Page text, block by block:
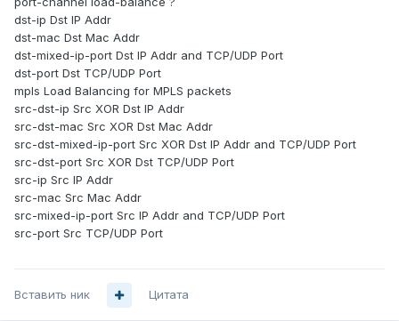
dst-ip Dst IP Addr
dst-mac Dst Mac Addr
dst-mixed-ip-port Dst IP Addr and TCP/UDP Port
dst-port Dst TCP/UDP Port
mpls Load Balancing for MPLS packets
src-dst-ip Src XOR Dst IP Addr
src-dst-mac Src XOR Dst Mac Addr
src-dst-mixed-ip-port Src XOR Dst IP Addr and TCP/UDP Port
src-dst-port Src XOR Dst TCP/UDP Port
src-ip Src IP Addr
src-mac Src Mac Addr
src-mixed-ip-port Src IP Addr and TCP/UDP Port
src-port Src TCP/UDP Port
Вставить ник Цитата